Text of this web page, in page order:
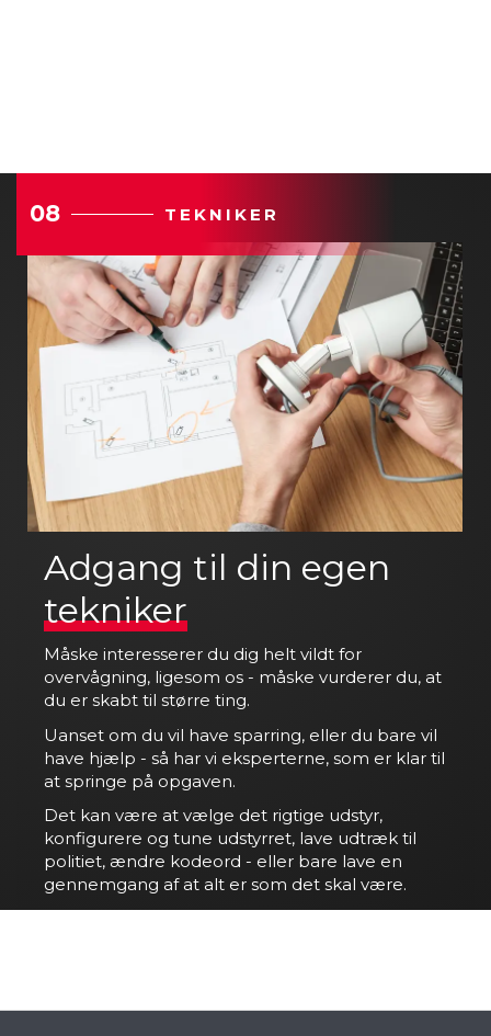
08 TEKNIKER
Adgang til din egen
tekniker
Måske interesserer du dig helt vildt for
overvågning, ligesom os - måske vurderer du, at
du er skabt til større ting.
Uanset om du vil have sparring, eller du bare vil
have hjælp - så har vi eksperterne, som er klar til
at springe på opgaven.
Det kan være at vælge det rigtige udstyr,
konfigurere og tune udstyrret, lave udtræk til
politiet, ændre kodeord - eller bare lave en
gennemgang af at alt er som det skal være.